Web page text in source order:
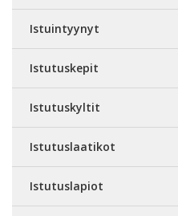
Istuintyynyt
Istutuskepit
Istutuskyltit
Istutuslaatikot
Istutuslapiot